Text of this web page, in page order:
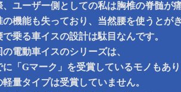
、ユーザー側としての私は胸椎の脊髄が
の機能も失っており、当然腰を使うとが
で乗る車イスの設計は駄目なんです。
の電動車イスのシリーズは、
に「Gマーク」を受賞しているモノもあ
軽量タイプは受賞していません。